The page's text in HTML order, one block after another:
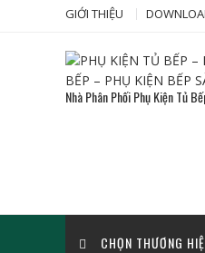
GIỚI THIỆU
Nhà Phân Phối Phụ Kiện Tủ
CHỌN THƯƠNG